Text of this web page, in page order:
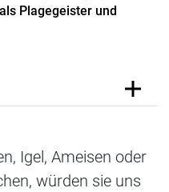
Plagegeister und
Igel, Ameisen oder
würden sie uns